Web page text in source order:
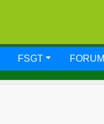
FSGT FORUM